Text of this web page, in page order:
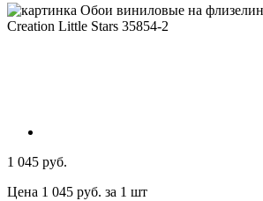
1 045 руб.
Цена 1 045 руб. за 1 шт